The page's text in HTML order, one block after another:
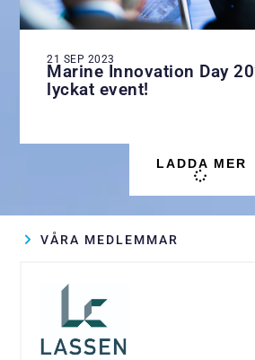
21 SEP 2023
Marine Innovation Day
lyckat event!
LADDA MER
VÅRA MEDLEMMAR